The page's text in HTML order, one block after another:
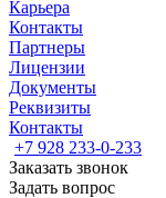
Карьера
Контакты
Партнеры
Лицензии
Документы
Реквизиты
Контакты
+7 928 233-0-233
Заказать звонок
Задать вопрос